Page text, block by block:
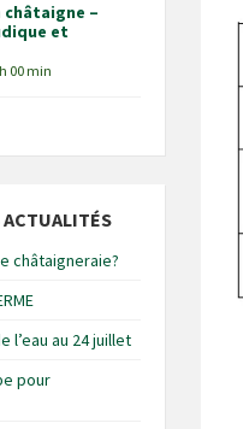
châtaigne –
et
00 min
ACTUALITÉS
châtaigneraie?
l’eau au 24 juillet
pour